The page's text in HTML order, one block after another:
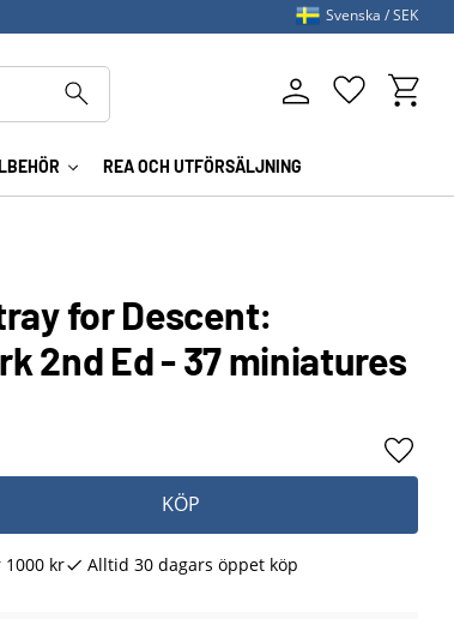
REA OCH UTFÖRSÄLJNING
Favoriter
Svenska SEK
for Descent:
2nd Ed - 37 miniatures
KÖP
Lägg
kr Alltid 30 dagars öppet köp